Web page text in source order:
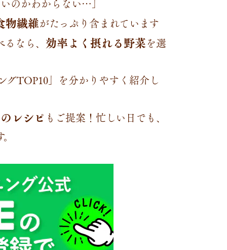
のかわからない…」
物繊維がたっぷり含まれています
なら、 効率よく摂れる野菜を選
TOP10」を分かりやすく紹介し
レシピ もご提案！忙しい日でも、